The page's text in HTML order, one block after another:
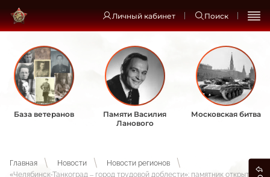
Личный кабинет Поиск
База ветеранов
Памяти Василия
Ланового
Московская битва
Главная Новости
Новости регионов
«Челябинск-Танкоград – город трудовой доблести»: памятник открыт